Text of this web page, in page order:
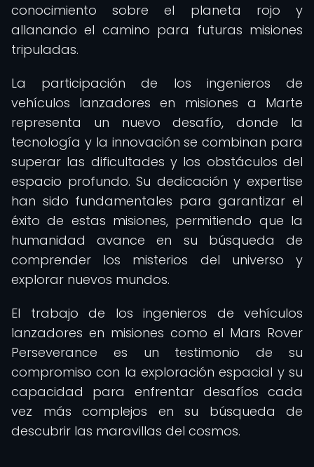
conocimiento sobre el planeta rojo y
allanando el camino para futuras misiones
tripuladas.
La participación de los ingenieros de
vehículos lanzadores en misiones a Marte
representa un nuevo desafío, donde la
tecnología y la innovación se combinan para
superar las dificultades y los obstáculos del
espacio profundo. Su dedicación y expertise
han sido fundamentales para garantizar el
éxito de estas misiones, permitiendo que la
humanidad avance en su búsqueda de
comprender los misterios del universo y
explorar nuevos mundos.
El trabajo de los ingenieros de vehículos
lanzadores en misiones como el Mars Rover
Perseverance es un testimonio de su
compromiso con la exploración espacial y su
capacidad para enfrentar desafíos cada
vez más complejos en su búsqueda de
descubrir las maravillas del cosmos.